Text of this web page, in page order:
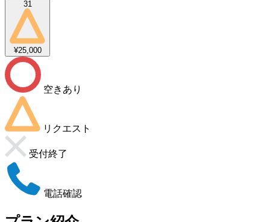
31
¥25,000
空きあり
リクエスト
受付終了
電話確認